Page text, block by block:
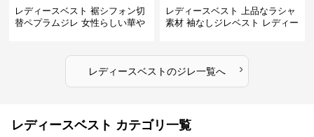
レディースベスト 裾シフォン切
替ペプラムジレ 女性らしい華や
レディースベスト 上品なラシャ
素材 袖なしジレベスト レディー
レディースベストのジレ一覧へ ›
レディースベスト カテゴリ一覧